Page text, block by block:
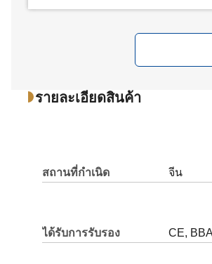
รายละเอียดสินค้า
สถานที่กำเนิด จีน
ได้รับการรับรอง CE,